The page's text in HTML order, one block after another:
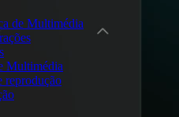
de Multimédia
Multimédia
reprodução